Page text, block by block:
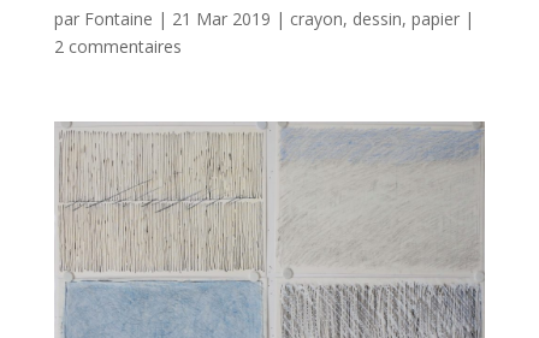
par Fontaine | 21 Mar 2019 | crayon, dessin, papier|
2 commentaires